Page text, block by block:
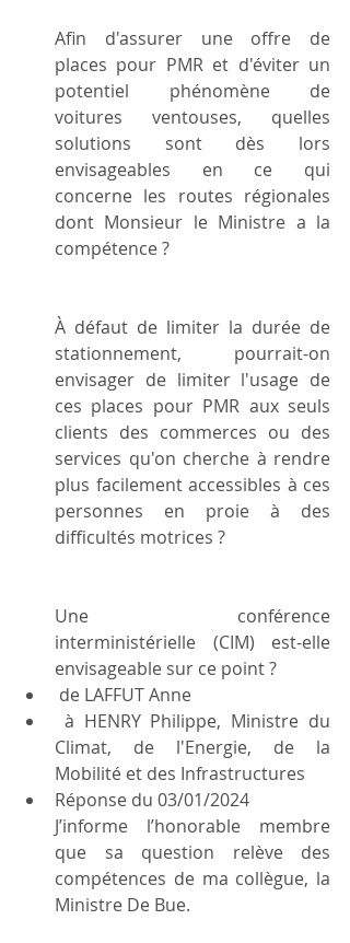
Afin d'assurer une offre de
places pour PMR et d'éviter un
potentiel phénomène de
voitures ventouses, quelles
solutions sont dès lors
envisageables en ce qui
concerne les routes régionales
dont Monsieur le Ministre a la
compétence ?
À défaut de limiter la durée de
stationnement, pourrait-on
envisager de limiter l'usage de
ces places pour PMR aux seuls
clients des commerces ou des
services qu'on cherche à rendre
plus facilement accessibles à ces
personnes en proie à des
difficultés motrices ?
Une conférence
interministérielle (CIM) est-elle
envisageable sur ce point ?
de LAFFUT Anne
à HENRY Philippe, Ministre du
Climat, de l'Energie, de la
Mobilité et des Infrastructures
Réponse du 03/01/2024
J’informe l’honorable membre
que sa question relève des
compétences de ma collègue, la
Ministre De Bue.